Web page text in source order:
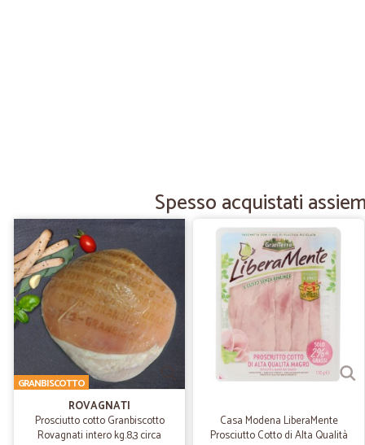
Spesso acquistati
ROVAGNATI
Prosciutto cotto Granbiscotto
Rovagnati intero kg.8,3 circa
GRANBISCOTTO
Casa Modena LiberaMente
Prosciutto Cotto di Alta Qualità